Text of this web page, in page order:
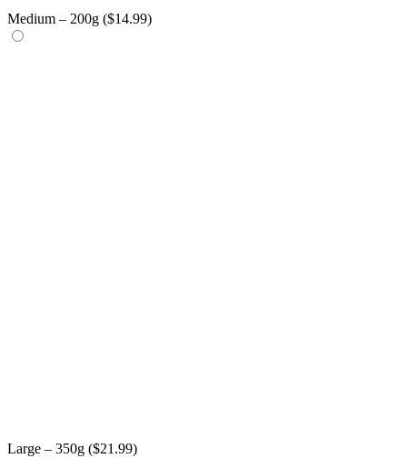
Medium – 200g ($14.99)
Large – 350g ($21.99)